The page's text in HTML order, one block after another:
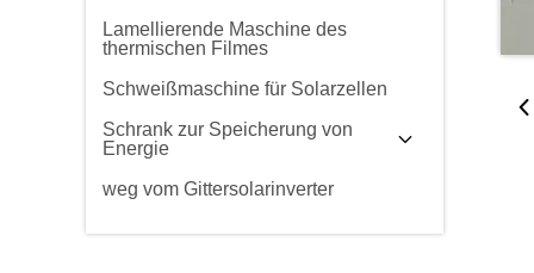
Lamellierende Maschine des
thermischen Filmes
Schweißmaschine für Solarzellen
Schrank zur Speicherung von
Energie
weg vom Gittersolarinverter